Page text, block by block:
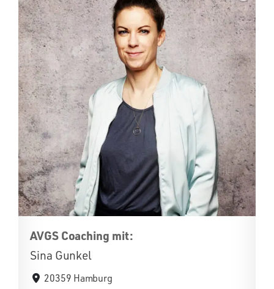
AVGS Coaching mit:
Sina Gunkel
20359 Hamburg